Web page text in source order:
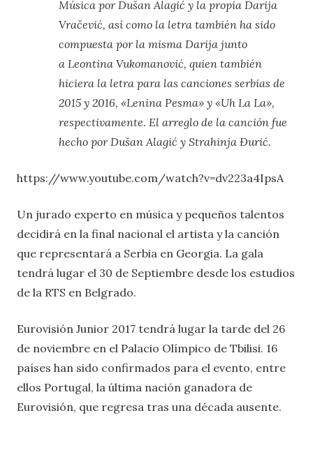
Música por Dušan Alagić y la propia Darija
Vračević, así como la letra también ha sido
compuesta por la misma Darija junto
a Leontina Vukomanović, quien también
hiciera la letra para las canciones serbias de
2015 y 2016, «Lenina Pesma» y «Uh La La»,
respectivamente. El arreglo de la canción fue
hecho por Dušan Alagić y Strahinja Đurić.
https://www.youtube.com/watch?v=dv223a4IpsA
Un jurado experto en música y pequeños talentos
decidirá en la final nacional el artista y la canción
que representará a Serbia en Georgia. La gala
tendrá lugar el 30 de Septiembre desde los estudios
de la RTS en Belgrado.
Eurovisión Junior 2017 tendrá lugar la tarde del 26
de noviembre en el Palacio Olímpico de Tbilisi. 16
países han sido confirmados para el evento, entre
ellos Portugal, la última nación ganadora de
Eurovisión, que regresa tras una década ausente.